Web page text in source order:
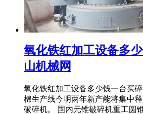
氧化铁红加工设备多
山机械网
氧化铁红加工设备多少钱一台买
棉生产线今明两年新产能将集中
破碎机。 国内元锥破碎机重工圆